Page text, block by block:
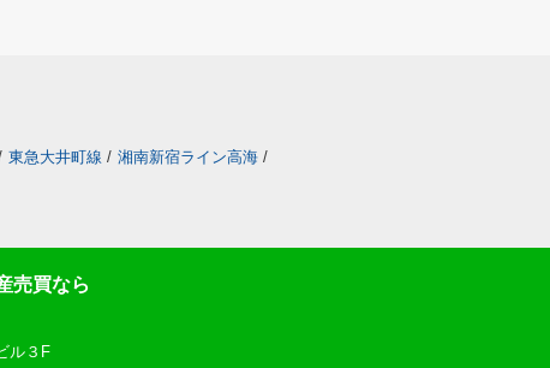
東急大井町線 / 湘南新宿ライン高海 /
売買なら
ル３F